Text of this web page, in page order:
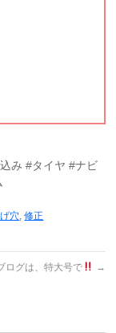
み #タイヤ #ナビ
穴,修正
ログは、特大号で →